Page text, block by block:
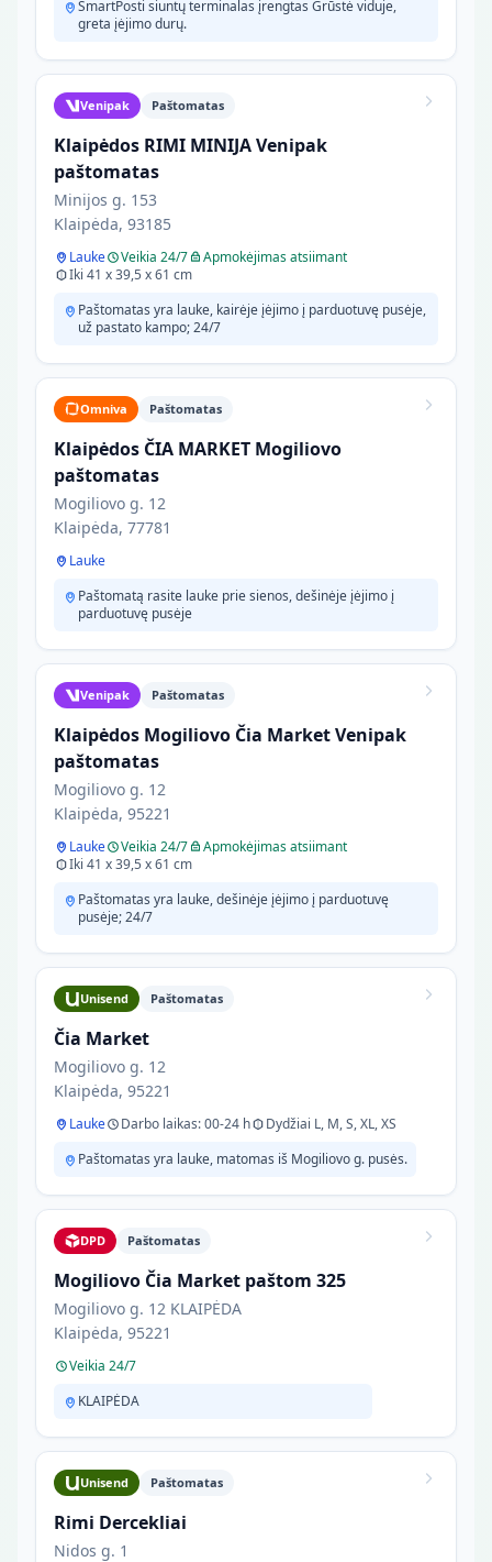
SmartPosti siuntų terminalas įrengtas Grūstė viduje,
greta įėjimo durų.
Venipak Paštomatas
Klaipėdos RIMI MINIJA Venipak
paštomatas
Minijos g. 153
Klaipėda, 93185
Lauke Veikia 24/7
Apmokėjimas atsiimant
Iki 41 x 39,5 x 61 cm
Paštomatas yra lauke, kairėje įėjimo į parduotuvę pusėje,
už pastato kampo; 24/7
Omniva Paštomatas
Klaipėdos ČIA MARKET Mogiliovo
paštomatas
Mogiliovo g. 12
Klaipėda, 77781
Lauke
Paštomatą rasite lauke prie sienos, dešinėje įėjimo į
parduotuvę pusėje
Venipak Paštomatas
Klaipėdos Mogiliovo Čia Market Venipak
paštomatas
Mogiliovo g. 12
Klaipėda, 95221
Lauke Veikia 24/7
Apmokėjimas atsiimant
Iki 41 x 39,5 x 61 cm
Paštomatas yra lauke, dešinėje įėjimo į parduotuvę
pusėje; 24/7
Unisend Paštomatas
Čia Market
Mogiliovo g. 12
Klaipėda, 95221
Lauke Darbo laikas: 00-24 h
Dydžiai L, M, S, XL, XS
Paštomatas yra lauke, matomas iš Mogiliovo g. pusės.
DPD Paštomatas
Mogiliovo Čia Market paštom 325
Mogiliovo g. 12 KLAIPĖDA
Klaipėda, 95221
Veikia 24/7
KLAIPĖDA
Unisend Paštomatas
Rimi Dercekliai
Nidos g. 1